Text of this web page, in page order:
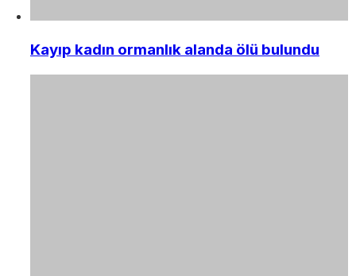
Kayıp kadın ormanlık alanda ölü bulundu